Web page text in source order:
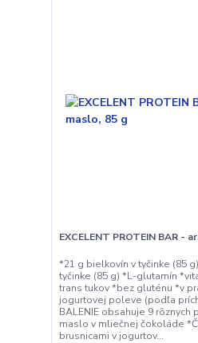
EXCELENT PROTEIN BAR -
*21 g bielkovín v tyčinke (85
tyčinke (85 g) *L-glutamín
trans tukov *bez gluténu *v
jogurtovej poleve (podľa
BALENIE obsahuje 9 rôznych
maslo v mliečnej čokoláde
brusnicami v jogurtov...